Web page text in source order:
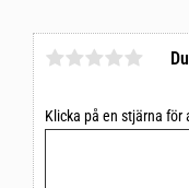
Du
Klicka på en stjärna